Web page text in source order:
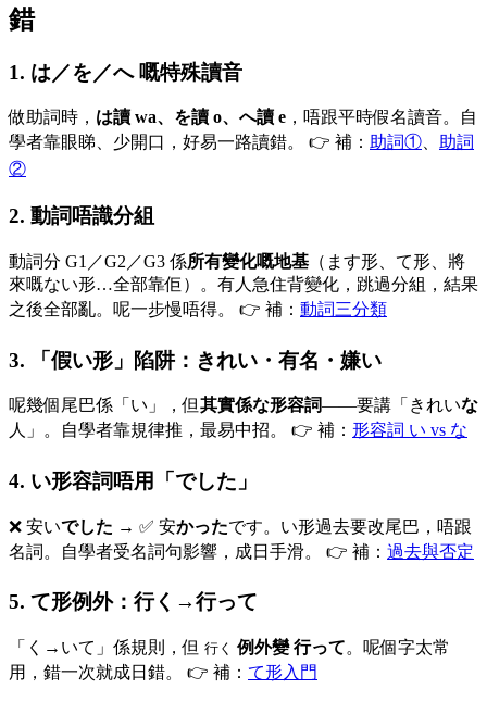
錯
1. は／を／へ 嘅特殊讀音
做助詞時， は讀 wa、を讀 o、へ讀 e ，唔跟平時假名讀音。自
學者靠眼睇、少開口，好易一路讀錯。 👉 補： 助詞①
助詞
②
2. 動詞唔識分組
動詞分 G1／G2／G3 係所有變化嘅地基 （ます形、て形、將
來嘅ない形…全部靠佢）。有人急住背變化，跳過分組，結果
之後全部亂。呢一步慢唔得。 👉 補： 動詞三分類
3. 「假い形」陷阱：きれい・有名・嫌い
呢幾個尾巴係「い」，但其實係な形容詞——要講「きれいな
人」。自學者靠規律推，最易中招。 👉 補： 形容詞 い vs な
4. い形容詞唔用「でした」
❌ 安いでした → ✅ 安かったです。い形過去要改尾巴，唔跟
名詞。自學者受名詞句影響，成日手滑。 👉 補： 過去與否定
5. て形例外：行く→行って
「く→いて」係規則，但 行く 例外變 行って。呢個字太常
用，錯一次就成日錯。 👉 補： て形入門